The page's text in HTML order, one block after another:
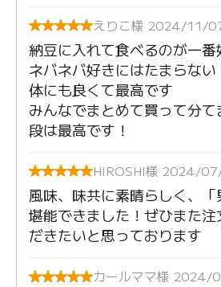
えりこ様 2024/11/
納豆に入れて食べるのが一番
ネバネバ好きにはたまらない
体にも良くて最高です
みんなでまとめて買って分
段は最高です！
HIROSHI様 2024/
風味、味共に素晴らしく、
堪能できました！ぜひまた
だきたいと思っております
カールママ様 2024/